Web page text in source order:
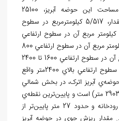
15دقيقه عرض شمالي و مساحت اين حوضه آبريز، 25100
کيلومترمربع است. از اين مقدار، 5/517 کيلومترمربع در سطوح
ارتفاعي کمتر از صفر، 8355 کيلومتر مربع آن در سطوح ارتفاعي
صفر تا 800 متر، 5/11787 کيلومتر مربع آن در سطوح ارتفاعي 800
تا 1600متر، 4419 کيلومترمربع آن در سطوح ارتفاعي 1600 تا 2400
متر و 21 کيلومترمربع آن در سطوح ارتفاعي بالاي 2400متر واقع
ي آبريز اترک، در بخش شمالي
ترين نقطهي
حدود 27 متر پايين
تر از